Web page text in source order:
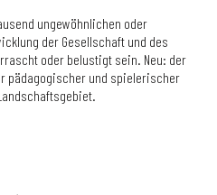
ungewöhnlichen oder
der Gesellschaft und des
oder belustigt sein. Neu: der
pädagogischer und spielerischer